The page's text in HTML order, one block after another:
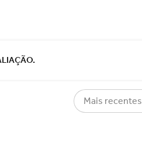
Mais recentes